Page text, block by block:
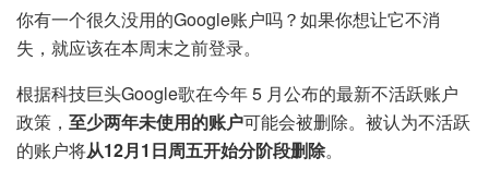
你有一个很久没用的Google账户吗？如果你想让它不消
失，就应该在本周末之前登录。
根据科技巨头Google歌在今年 5 月公布的最新不活跃账户
政策， 至少两年未使用的账户可能会被删除。被认为不活跃
的账户将从12月1日周五开始分阶段删除。